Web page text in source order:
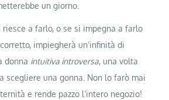
un giorno.
riesce a farlo, o se si impegna a farlo
impiegherà un’infinità di
donna intuitiva introversa, una volta
scegliere una gonna. Non lo farò mai
e rende pazzo l’intero negozio!